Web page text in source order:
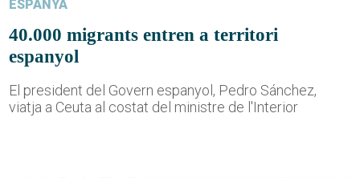
ESPANYA
40.000 migrants entren a territori
espanyol
El president del Govern espanyol, Pedro Sánchez,
viatja a Ceuta al costat del ministre de l'Interior